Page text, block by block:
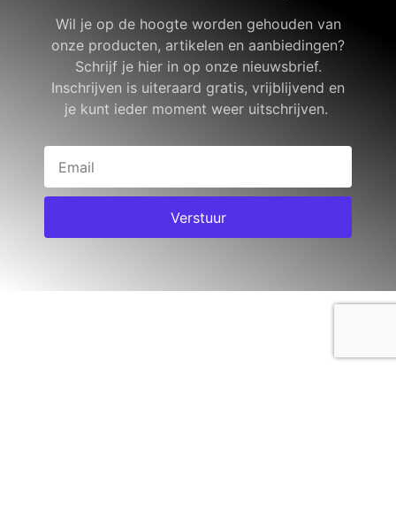
Wil je op de hoogte worden gehouden van
onze producten, artikelen en aanbiedingen?
Schrijf je hier in op onze nieuwsbrief.
Inschrijven is uiteraard gratis, vrijblijvend en
je kunt ieder moment weer uitschrijven.
Verstuur